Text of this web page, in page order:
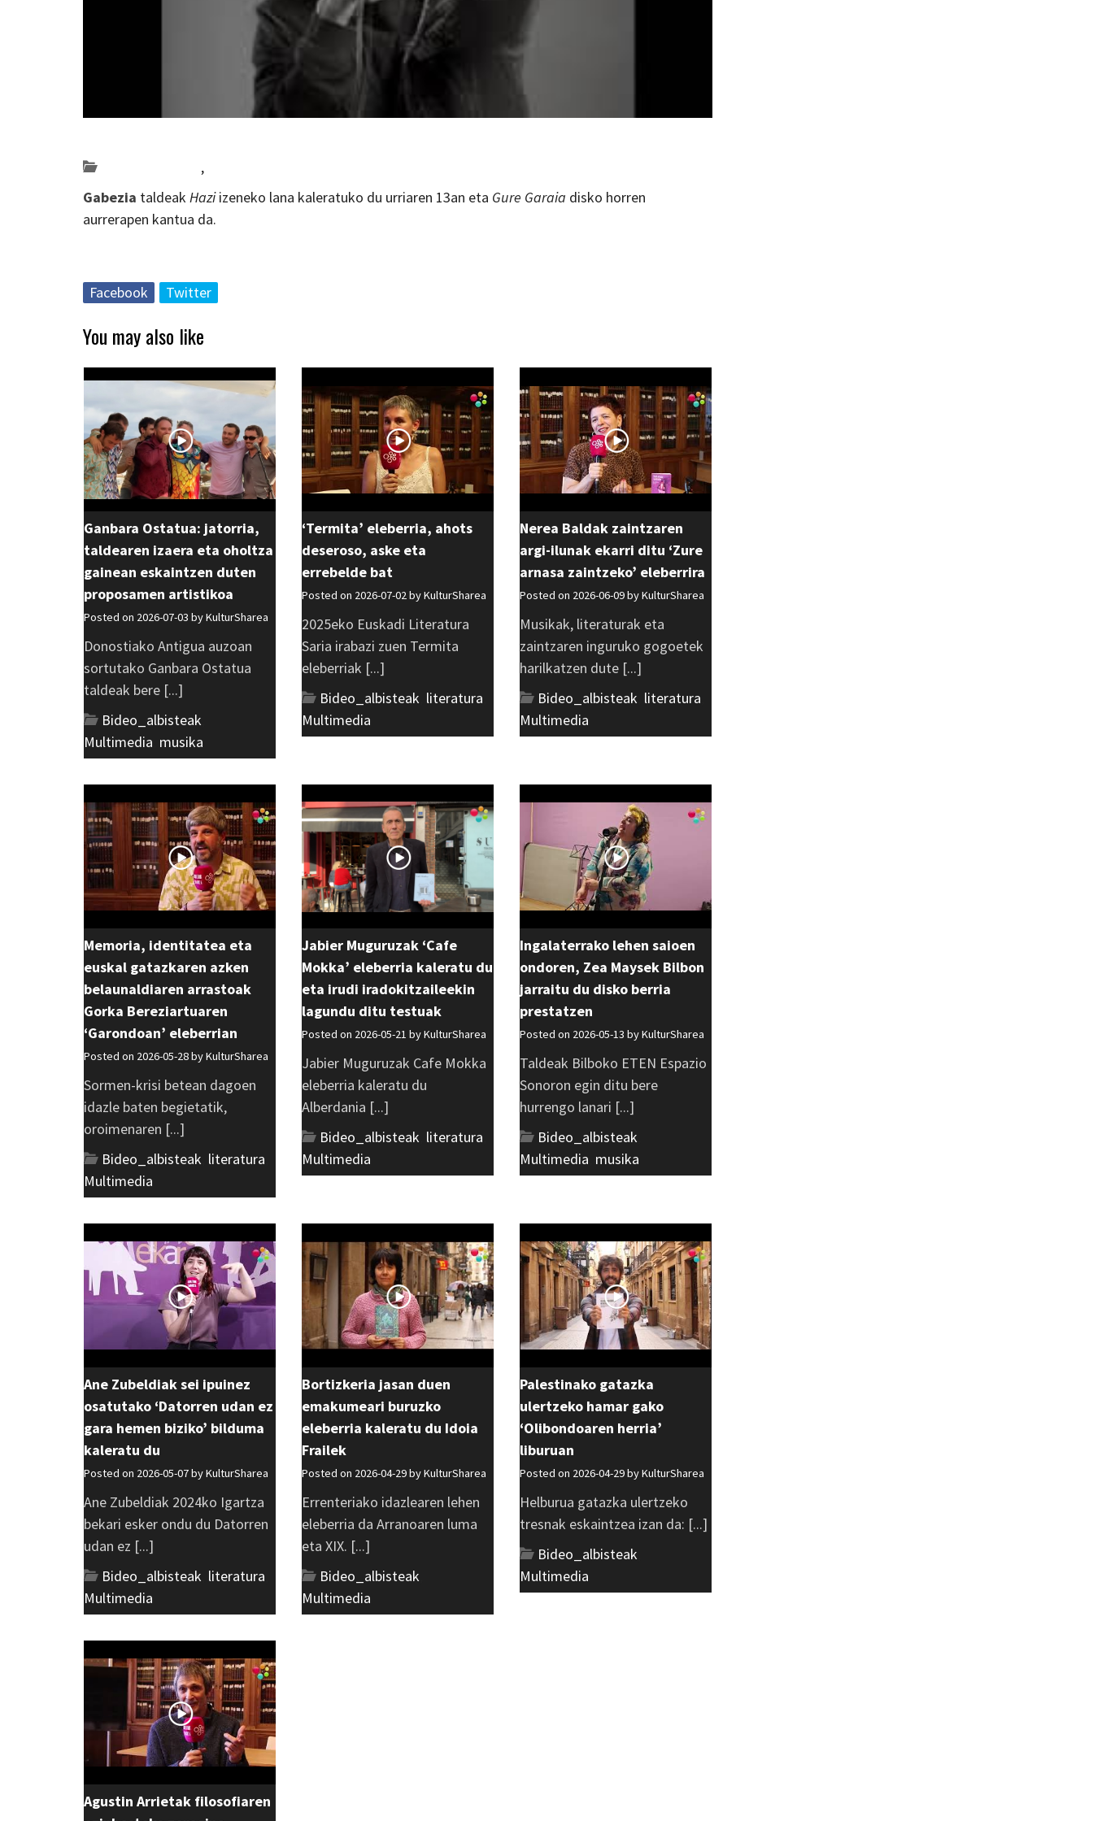
,
Gabezia taldeak Haziizeneko lana kaleratuko du urriaren 13an eta Gure Garaia disko horren
aurrerapen kantua da.
Facebook Twitter
You may also like
Ganbara Ostatua: jatorria,
taldearen izaera eta oholtza
gainean eskaintzen duten
proposamen artistikoa
Posted on 2026-07-03 byKulturSharea
Donostiako Antigua auzoan
sortutako Ganbara Ostatua
taldeak bere [...]
Bideo_albisteak
Multimedia musika
‘Termita’ eleberria, ahots
deseroso, aske eta
errebelde bat
Posted on 2026-07-02 byKulturSharea
2025eko Euskadi Literatura
Saria irabazi zuen Termita
eleberriak [...]
Bideo_albisteak literatura
Multimedia
Nerea Baldak zaintzaren
argi-ilunak ekarri ditu ‘Zure
arnasa zaintzeko’ eleberrira
Posted on 2026-06-09 byKulturSharea
Musikak, literaturak eta
zaintzaren inguruko gogoetek
harilkatzen dute [...]
Bideo_albisteak literatura
Multimedia
Memoria, identitatea eta
euskal gatazkaren azken
belaunaldiaren arrastoak
Gorka Bereziartuaren
‘Garondoan’ eleberrian
Posted on 2026-05-28 byKulturSharea
Sormen-krisi betean dagoen
idazle baten begietatik,
oroimenaren [...]
Bideo_albisteak literatura
Multimedia
Jabier Muguruzak ‘Cafe
Mokka’ eleberria kaleratu du
eta irudi iradokitzaileekin
lagundu ditu testuak
Posted on 2026-05-21 byKulturSharea
Jabier Muguruzak Cafe Mokka
eleberria kaleratu du
Alberdania [...]
Bideo_albisteak literatura
Multimedia
Ingalaterrako lehen saioen
ondoren, Zea Maysek Bilbon
jarraitu du disko berria
prestatzen
Posted on 2026-05-13 byKulturSharea
Taldeak Bilboko ETEN Espazio
Sonoron egin ditu bere
hurrengo lanari [...]
Bideo_albisteak
Multimedia musika
Ane Zubeldiak sei ipuinez
osatutako ‘Datorren udan ez
gara hemen biziko’ bilduma
kaleratu du
Posted on 2026-05-07 byKulturSharea
Ane Zubeldiak 2024ko Igartza
bekari esker ondu du Datorren
udan ez [...]
Bideo_albisteak literatura
Multimedia
Bortizkeria jasan duen
emakumeari buruzko
eleberria kaleratu du Idoia
Frailek
Posted on 2026-04-29 byKulturSharea
Errenteriako idazlearen lehen
eleberria da Arranoaren luma
eta XIX. [...]
Bideo_albisteak
Multimedia
Palestinako gatazka
ulertzeko hamar gako
‘Olibondoaren herria’
liburuan
Posted on 2026-04-29 byKulturSharea
Helburua gatazka ulertzeko
tresnak eskaintzea izan da: [...]
Bideo_albisteak
Multimedia
Agustin Arrietak filosofiaren